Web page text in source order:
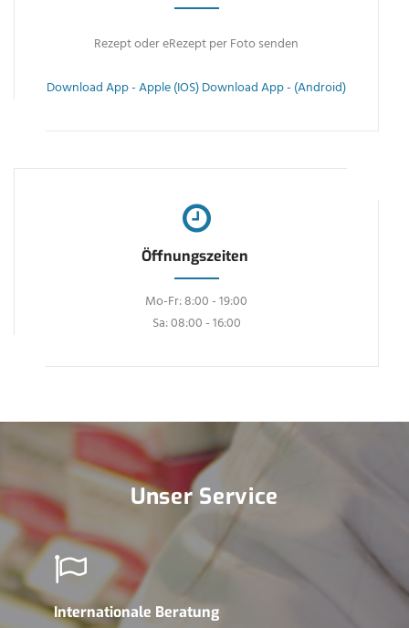
Rezept oder eRezept per Foto senden
Download App - Apple (IOS)Download App - (Android)
Öffnungszeiten
Mo-Fr: 8:00 - 19:00
Sa: 08:00 - 16:00
Unser Service
Internationale Beratung